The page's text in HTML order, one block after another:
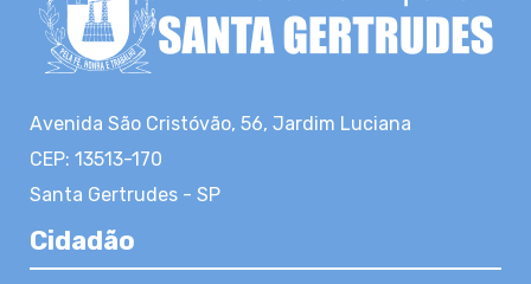
Avenida São Cristóvão, 56, Jardim Luciana
CEP: 13513-170
Santa Gertrudes - SP
Cidadão